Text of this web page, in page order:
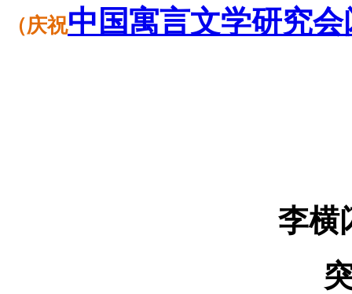
（庆祝中国寓言文学研究会
李横